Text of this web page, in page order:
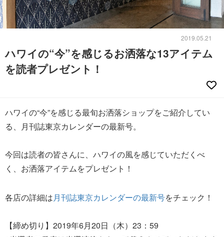
2019.05.21
ハワイの“今”を感じるお洒落な13アイテム
を読者プレゼント！
ハワイの“今”を感じる最旬お洒落ショップをご紹介してい
る、月刊誌東京カレンダーの最新号。
今回は読者の皆さんに、ハワイの風を感じていただくべ
く、お洒落アイテムをプレゼント！
各店の詳細は月刊誌東京カレンダーの最新号をチェック！
【締め切り】2019年6月20日（木）23：59